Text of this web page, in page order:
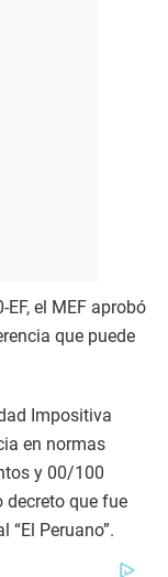
el MEF aprobó
que puede
Impositiva
en normas
y 00/100
decreto que fue
Peruano”.